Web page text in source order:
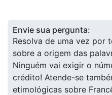
Envie sua pergunta:
Resolva de uma vez por
sobre a origem das
Ninguém vai exigir o
crédito! Atende-se
etimológicas sobre